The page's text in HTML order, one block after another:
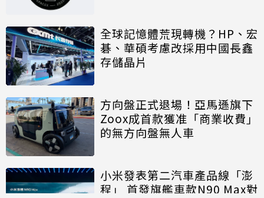
全球記憶體荒現轉機？HP、宏
碁、華碩考慮改採用中國長鑫
存儲晶片
方向盤正式退場！亞馬遜旗下
Zoox成首款獲准「商業收費」
的無方向盤無人車
小米發表第二汽車產品線「澎
程」 首發旗艦車款N90 Max對